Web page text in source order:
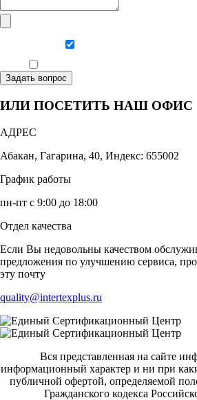
Задать вопрос
ИЛИ ПОСЕТИТЬ НАШ ОФИС
АДРЕС
Абакан, Гагарина, 40, Индекс: 655002
График работы
пн-пт с 9:00 до 18:00
Отдел качества
Если Вы недовольны качеством
предложения по улучшению сервиса,
эту почту
quality@intertexplus.ru
Вся представленная на сайте
информационный характер и ни при
публичной офертой, определяемой
Гражданского кодекса